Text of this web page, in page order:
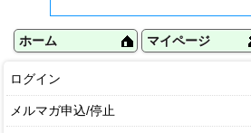
ホーム マイページ
ログイン
メルマガ申込/停止